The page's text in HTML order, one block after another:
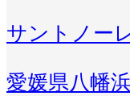
サントノー
愛媛県八幡